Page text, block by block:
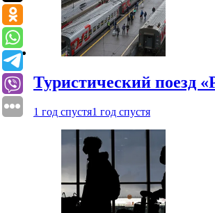
Туристический поезд
1 год спустя1 год спустя